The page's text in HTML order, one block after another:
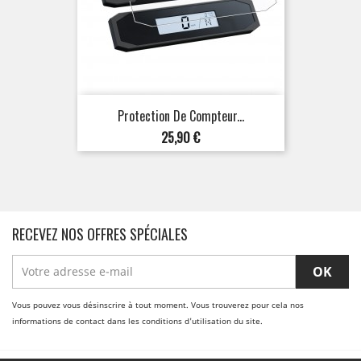
Protection De Compteur...
Prix
25,90 €
RECEVEZ NOS OFFRES SPÉCIALES
Vous pouvez vous désinscrire à tout moment. Vous trouverez pour cela nos
informations de contact dans les conditions d'utilisation du site.